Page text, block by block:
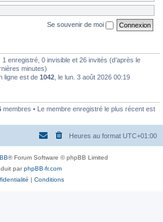
Se souvenir de moi
enregistré, 0 invisible et 26 invités (d’après le
minutes)
ligne est de 1042 , le lun. 3 août 2026 00:19
membres • Le membre enregistré le plus récent est
Heures au format UTC+01:00
® Forum Software © phpBB Limited
parphpBB-fr.com
| Conditions